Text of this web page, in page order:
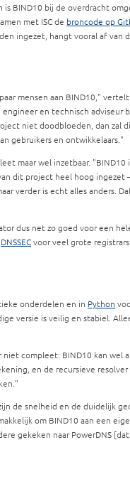
is BIND10 bij de overdracht
met ISC de broncode op
ingezet, hangt vooral af van
mensen aan BIND10,
en technisch adviseur
niet doodbloeden, dan zal
gebruikers en ontwikkelaars.
maar wel inzetbaar.
BIND10
dit project heel hoog
verder is echt alles anders.
dus net zo goed voor een
DNSSECvoor veel grote
onderdelen en in Python
versie is veilig en stabiel.
niet compleet: BIND10 kan wel
en de recursieve
de snelheid en de duidelijk
om BIND10 aan een
gekeken naar PowerDNS